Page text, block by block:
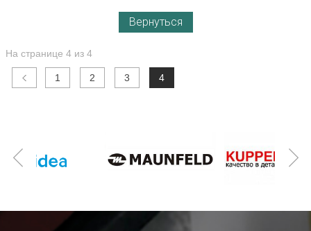
Вернуться
На странице 4 из 4
1 2 3 4